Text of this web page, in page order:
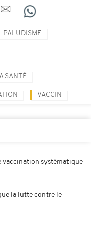
PALUDISME
SANTÉ
VACCIN
vaccination systématique
la lutte contre le